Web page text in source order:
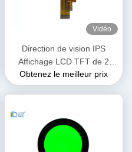
Vidéo
Direction de vision IPS
Affichage LCD TFT de 2
pouces avec interface
SPI3/4
Obtenez le meilleur prix